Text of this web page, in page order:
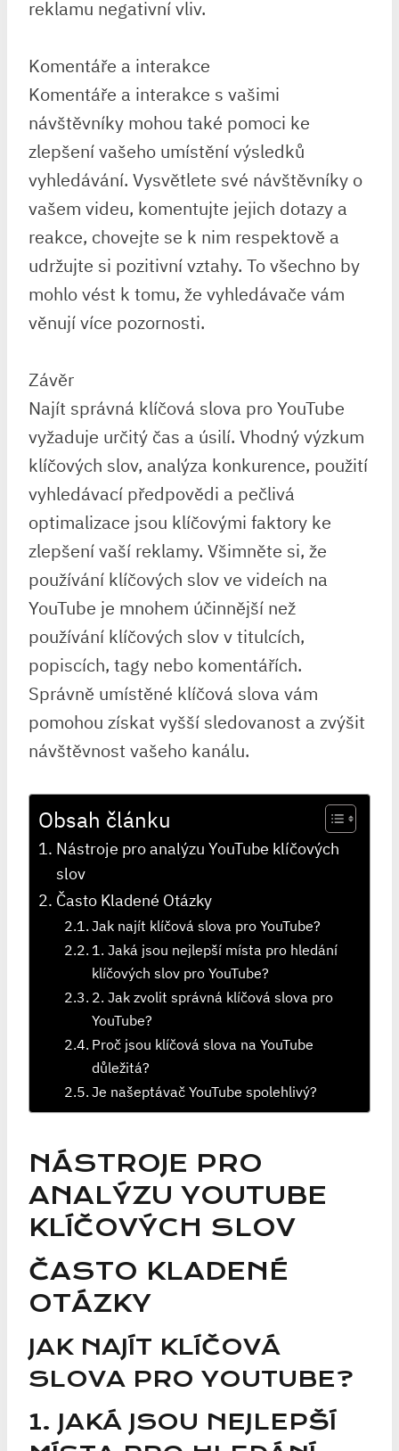
reklamu negativní vliv.
Komentáře a interakce
Komentáře a interakce s vašimi
návštěvníky mohou také pomoci ke
zlepšení vašeho umístění výsledků
vyhledávání. Vysvětlete své návštěvníky o
vašem videu, komentujte jejich dotazy a
reakce, chovejte se k nim respektově a
udržujte si pozitivní vztahy. To všechno by
mohlo vést k tomu, že vyhledávače vám
věnují více pozornosti.
Závěr
Najít správná klíčová slova pro YouTube
vyžaduje určitý čas a úsilí. Vhodný výzkum
klíčových slov, analýza konkurence, použití
vyhledávací předpovědi a pečlivá
optimalizace jsou klíčovými faktory ke
zlepšení vaší reklamy. Všimněte si, že
používání klíčových slov ve videích na
YouTube je mnohem účinnější než
používání klíčových slov v titulcích,
popiscích, tagy nebo komentářích.
Správně umístěné klíčová slova vám
pomohou získat vyšší sledovanost a zvýšit
návštěvnost vašeho kanálu.
Obsah článku
Nástroje pro analýzu YouTube klíčových
slov
Často Kladené Otázky
Jak najít klíčová slova pro YouTube?
1. Jaká jsou nejlepší místa pro hledání
klíčových slov pro YouTube?
2. Jak zvolit správná klíčová slova pro
YouTube?
Proč jsou klíčová slova na YouTube
důležitá?
Je našeptávač YouTube spolehlivý?
NÁSTROJE PRO
ANALÝZU YOUTUBE
KLÍČOVÝCH SLOV
ČASTO KLADENÉ
OTÁZKY
JAK NAJÍT KLÍČOVÁ
SLOVA PRO YOUTUBE?
1. JAKÁ JSOU NEJLEPŠÍ